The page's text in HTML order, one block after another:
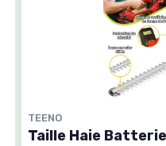
TEENO
Taille Haie